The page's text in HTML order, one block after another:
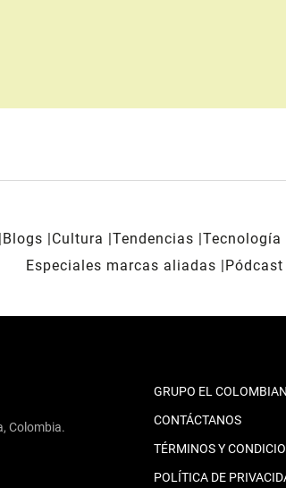
Blogs Cultura Tendencias Tecnología
Especiales marcas aliadas
Pódcast
Colombia.
GRUPO EL
CONTÁCTANOS
TÉRMINOS Y
POLÍTICA DE